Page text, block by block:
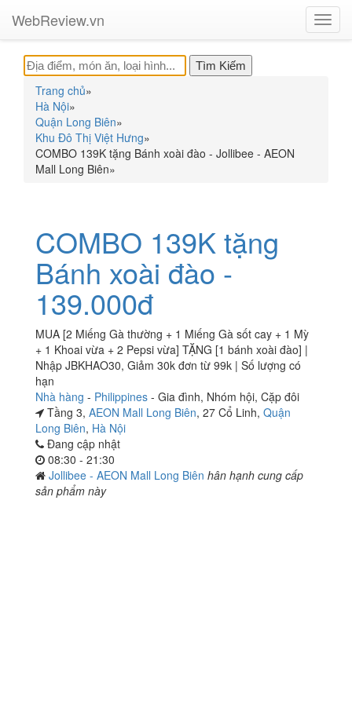
WebReview.vn
Trang chủ»
Hà Nội»
Quận Long Biên»
Khu Đô Thị Việt Hưng»
COMBO 139K tặng Bánh xoài đào - Jollibee - AEON
Mall Long Biên»
COMBO 139K tặng
Bánh xoài đào -
139.000đ
MUA [2 Miếng Gà thường + 1 Miếng Gà sốt cay + 1 Mỳ
+ 1 Khoai vừa + 2 Pepsi vừa] TẶNG [1 bánh xoài đào] |
Nhập JBKHAO30, Giảm 30k đơn từ 99k | Số lượng có
hạn
Nhà hàng - Philippines - Gia đình, Nhóm hội, Cặp đôi
Tầng 3, AEON Mall Long Biên, 27 Cổ Linh, Quận
Long Biên, Hà Nội
Đang cập nhật
08:30 - 21:30
Jollibee - AEON Mall Long Biên hân hạnh cung cấp
sản phẩm này